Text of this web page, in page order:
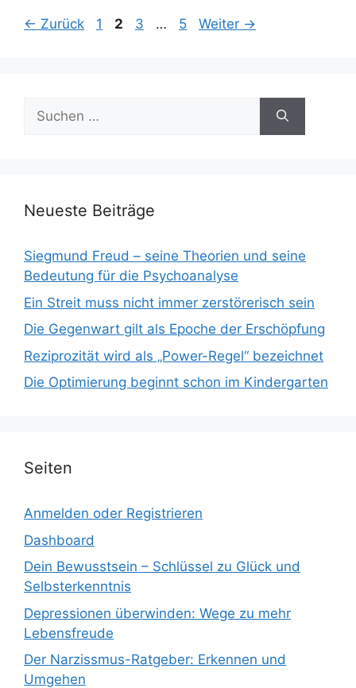
← Zurück Seite
1 Seite
2 Seite
3 … Seite
5 Weiter →
Suchen
nach:
Neueste Beiträge
Siegmund Freud – seine Theorien und seine
Bedeutung für die Psychoanalyse
Ein Streit muss nicht immer zerstörerisch sein
Die Gegenwart gilt als Epoche der Erschöpfung
Reziprozität wird als „Power-Regel“ bezeichnet
Die Optimierung beginnt schon im Kindergarten
Seiten
Anmelden oder Registrieren
Dashboard
Dein Bewusstsein – Schlüssel zu Glück und
Selbsterkenntnis
Depressionen überwinden: Wege zu mehr
Lebensfreude
Der Narzissmus-Ratgeber: Erkennen und
Umgehen